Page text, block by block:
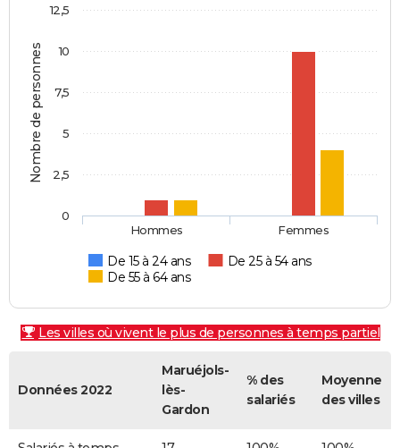
Nombre de personnes
De 15 à 24 ans
De 25 à 54 ans
De 55 à 64 ans
Hommes Femmes
0
2,5
5
7,5
10
12,5
Les villes où vivent le plus de personnes à temps partiel
Données 2022
Maruéjols-
lès-
Gardon
% des
salariés
Moyenne
des villes